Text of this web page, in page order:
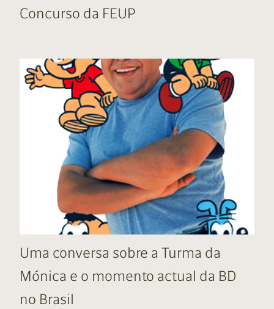
Concurso da FEUP
Uma conversa sobre a Turma da
Mónica e o momento actual da BD
no Brasil